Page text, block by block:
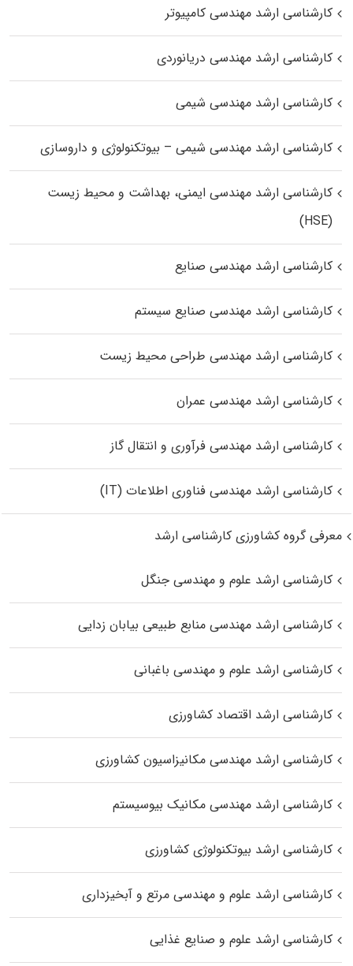
کارشناسی ارشد مهندسی کامپیوتر
کارشناسی ارشد مهندسی دریانوردی
کارشناسی ارشد مهندسی شیمی
کارشناسی ارشد مهندسی شیمی – بیوتکنولوژی و داروسازی
کارشناسی ارشد مهندسی ایمنی، بهداشت و محیط زیست
(HSE)
کارشناسی ارشد مهندسی صنایع
کارشناسی ارشد مهندسی صنایع سیستم
کارشناسی ارشد مهندسی طراحی محیط زیست
کارشناسی ارشد مهندسی عمران
کارشناسی ارشد مهندسی فرآوری و انتقال گاز
کارشناسی ارشد مهندسی فناوری اطلاعات (IT)
معرفی گروه کشاورزی کارشناسی ارشد
کارشناسی ارشد علوم و مهندسی جنگل
کارشناسی ارشد مهندسی منابع طبیعی بیابان زدایی
کارشناسی ارشد علوم و مهندسی باغبانی
کارشناسی ارشد اقتصاد کشاورزی
کارشناسی ارشد مهندسی مکانیزاسیون کشاورزی
کارشناسی ارشد مهندسی مکانیک بیوسیستم
کارشناسی ارشد بیوتکنولوژی کشاورزی
کارشناسی ارشد علوم و مهندسی مرتع و آبخیزداری
کارشناسی ارشد علوم و صنایع غذایی